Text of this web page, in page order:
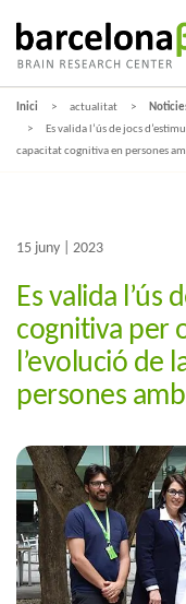
Inici actualitat
Es valida l’ús de jocs
capacitat cognitiva en persones
15 juny | 2023
Es valida l’ús
cognitiva per
l’evolució de
persones